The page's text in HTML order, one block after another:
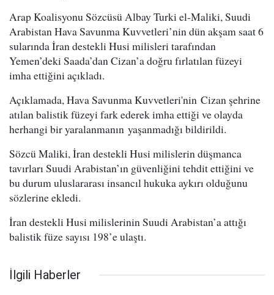
Arap Koalisyonu Sözcüsü Albay Turki el-Maliki, Suudi
Arabistan Hava Savunma Kuvvetleri’nin dün akşam saat 6
sularında İran destekli Husi milisleri tarafından
Yemen’deki Saada’dan Cizan’a doğru fırlatılan füzeyi
imha ettiğini açıkladı.
Açıklamada, Hava Savunma Kuvvetleri'nin Cizan şehrine
atılan balistik füzeyi fark ederek imha ettiği ve olayda
herhangi bir yaralanmanın yaşanmadığı bildirildi.
Sözcü Maliki, İran destekli Husi milislerin düşmanca
tavırları Suudi Arabistan’ın güvenliğini tehdit ettiğini ve
bu durum uluslararası insancıl hukuka aykırı olduğunu
sözlerine ekledi.
İran destekli Husi milislerinin Suudi Arabistan’a attığı
balistik füze sayısı 198’e ulaştı.
İlgili Haberler